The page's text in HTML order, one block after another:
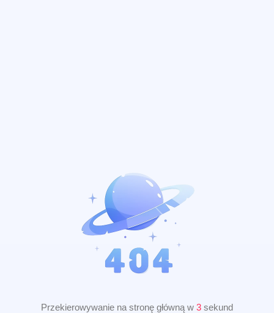
Przekierowywanie na stronę główną w 2 sekund